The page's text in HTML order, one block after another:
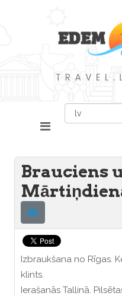
Brauciens
Izbraukšana no Rīgas.
klints.
Ierašanās Tallinā.